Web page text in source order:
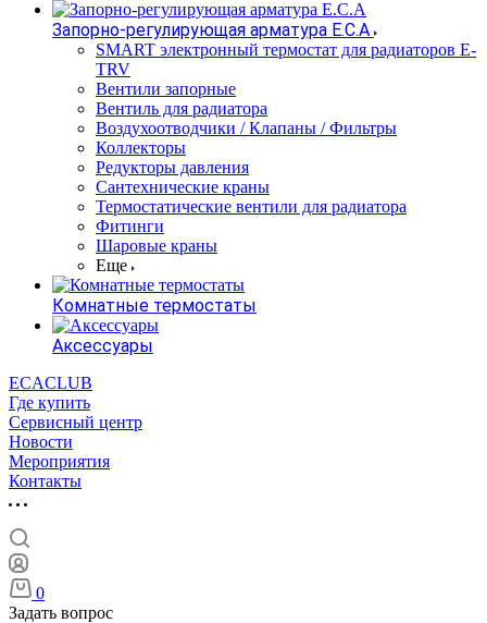
Запорно-регулирующая арматура E.C.A
SMART электронный термостат для радиаторов E-
TRV
Вентили запорные
Вентиль для радиатора
Воздухоотводчики / Клапаны / Фильтры
Коллекторы
Редукторы давления
Сантехнические краны
Термостатические вентили для радиатора
Фитинги
Шаровые краны
Еще
Комнатные термостаты
Аксессуары
ECACLUB
Где купить
Сервисный центр
Новости
Мероприятия
Контакты
0
Задать вопрос